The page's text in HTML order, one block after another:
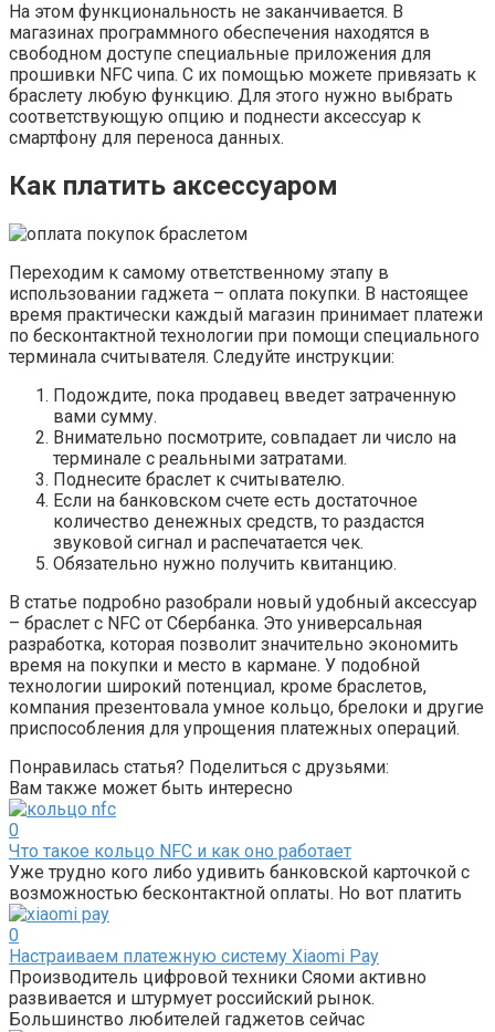
На этом функциональность не заканчивается. В
магазинах программного обеспечения находятся в
свободном доступе специальные приложения для
прошивки NFC чипа. С их помощью можете привязать к
браслету любую функцию. Для этого нужно выбрать
соответствующую опцию и поднести аксессуар к
смартфону для переноса данных.
Как платить аксессуаром
Переходим к самому ответственному этапу в
использовании гаджета – оплата покупки. В настоящее
время практически каждый магазин принимает платежи
по бесконтактной технологии при помощи специального
терминала считывателя. Следуйте инструкции:
Подождите, пока продавец введет затраченную
вами сумму.
Внимательно посмотрите, совпадает ли число на
терминале с реальными затратами.
Поднесите браслет к считывателю.
Если на банковском счете есть достаточное
количество денежных средств, то раздастся
звуковой сигнал и распечатается чек.
Обязательно нужно получить квитанцию.
В статье подробно разобрали новый удобный аксессуар
– браслет с NFC от Сбербанка. Это универсальная
разработка, которая позволит значительно экономить
время на покупки и место в кармане. У подобной
технологии широкий потенциал, кроме браслетов,
компания презентовала умное кольцо, брелоки и другие
приспособления для упрощения платежных операций.
Понравилась статья? Поделиться с друзьями:
Вам также может быть интересно
0
Что такое кольцо NFC и как оно работает
Уже трудно кого либо удивить банковской карточкой с
возможностью бесконтактной оплаты. Но вот платить
0
Настраиваем платежную систему Xiaomi Pay
Производитель цифровой техники Сяоми активно
развивается и штурмует российский рынок.
Большинство любителей гаджетов сейчас